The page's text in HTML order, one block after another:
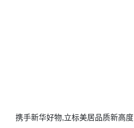
携手新华好物,立标美居品质新高度